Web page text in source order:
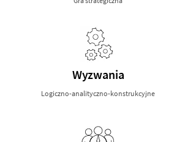
Wyzwania
Logiczno-analityczno-konstrukcyjne